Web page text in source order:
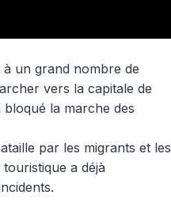
un grand nombre de
vers la capitale de
bloqué la marche des
par les migrants et les
a déjà